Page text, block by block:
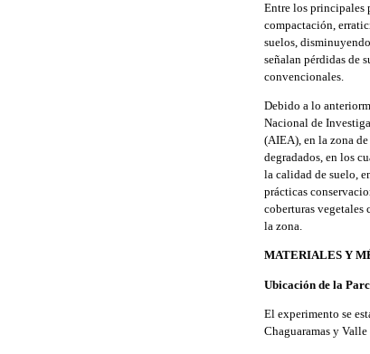
Entre los principales
compactación,
suelos,
señalan pérdidas de
convencionales.
Debido a lo
Nacional de
(AIEA), en la zona
degradados, en los
la calidad de suelo,
prácticas
coberturas vegetales
la zona.
MATERIALES Y
Ubicación de la
El experimento se
Chaguaramas y Valle